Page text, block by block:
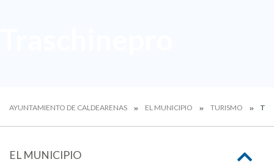
AYUNTAMIENTO DE CALDEARENAS EL MUNICIPIO TURISMO
EL MUNICIPIO